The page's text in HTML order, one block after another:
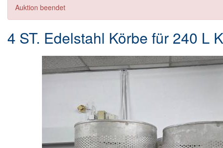
Auktion beendet
4 ST. Edelstahl Körbe für 240 L